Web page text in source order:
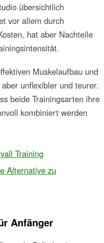
übersichtlich
vor allem durch
hat aber Nachteile
Muskelaufbau und
unflexibler und teurer.
beide Trainingsarten ihre
kombiniert werden
Training
Alternative zu
Anfänger